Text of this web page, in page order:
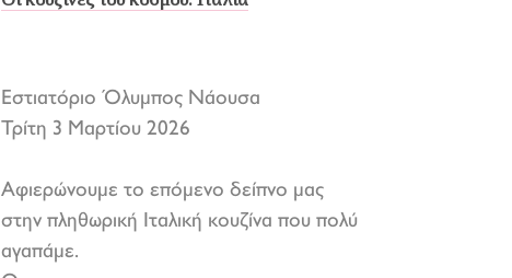
Εστιατόριο Όλυμπος Νάουσα
Τρίτη 3 Μαρτίου 2026
Αφιερώνουμε το επόμενο δείπνο μας
στην πληθωρική Ιταλική κουζίνα που πολύ
αγαπάμε.